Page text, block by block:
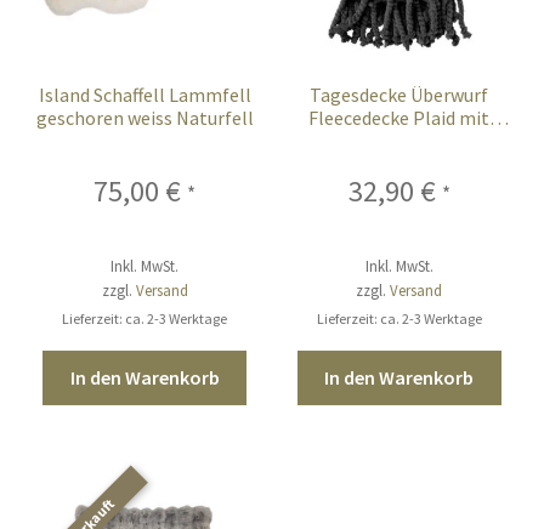
Island Schaffell Lammfell
geschoren weiss Naturfell
75,00 € *
Inkl. MwSt.
zzgl. Versand
Lieferzeit: ca. 2-3 Werktage
In den Warenkorb
Tagesdecke Überwurf
Fleecedecke Plaid mit
32,90 € *
Inkl. MwSt.
zzgl.Versand
Lieferzeit: ca. 2-3 Werktage
In den Warenkorb